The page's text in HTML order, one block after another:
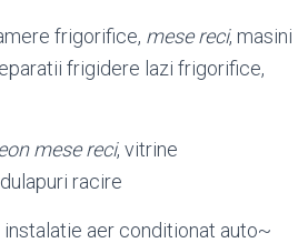
frigorifice, mese reci, masini
frigidere lazi frigorifice,
mese reci, vitrine
racire
aer conditionat auto~